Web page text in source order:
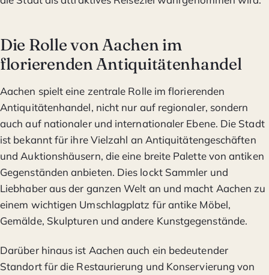
Die Rolle von Aachen im
florierenden Antiquitätenhandel
Aachen spielt eine zentrale Rolle im florierenden
Antiquitätenhandel, nicht nur auf regionaler, sondern
auch auf nationaler und internationaler Ebene. Die Stadt
ist bekannt für ihre Vielzahl an Antiquitätengeschäften
und Auktionshäusern, die eine breite Palette von antiken
Gegenständen anbieten. Dies lockt Sammler und
Liebhaber aus der ganzen Welt an und macht Aachen zu
einem wichtigen Umschlagplatz für antike Möbel,
Gemälde, Skulpturen und andere Kunstgegenstände.
Darüber hinaus ist Aachen auch ein bedeutender
Standort für die Restaurierung und Konservierung von